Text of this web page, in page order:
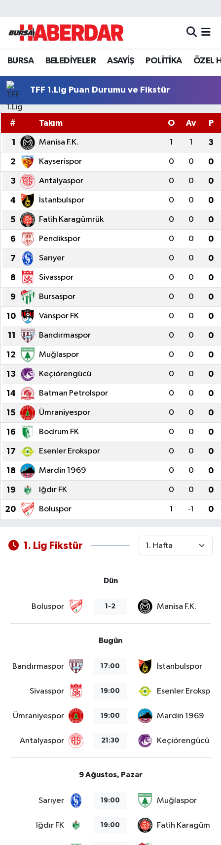
BURSA BELEDİYELER ASAYİŞ POLİTİKA ÖZEL
TFF 1.Lig Puan Durumu ve Fikstür
# Takım O Av P
1 Manisa F.K. 1 1 3
2 Kayserispor 0 0 0
3 Antalyaspor 0 0 0
4 İstanbulspor 0 0 0
5 Fatih Karagümrük 0 0 0
6 Pendikspor 0 0 0
7 Sarıyer 0 0 0
8 Sivasspor 0 0 0
9 Bursaspor 0 0 0
10 Vanspor FK 0 0 0
11 Bandırmaspor 0 0 0
12 Muğlaspor 0 0 0
13 Keçiörengücü 0 0 0
14 Batman Petrolspor 0 0 0
15 Ümraniyespor 0 0 0
16 Bodrum FK 0 0 0
17 Esenler Erokspor 0 0 0
18 Mardin 1969 0 0 0
19 Iğdır FK 0 0 0
20 Boluspor 1 -1 0
1. Lig Fikstür
Dün
Boluspor 1-2 Manisa F.K.
Bugün
Bandırmaspor 17:00 İstanbulspor
Sivasspor 19:00 Esenler Erokspor
Ümraniyespor 19:00 Mardin 1969
Antalyaspor 21:30 Keçiörengücü
9 Ağustos, Pazar
Sarıyer 19:00 Muğlaspor
Iğdır FK 19:00 Fatih Karagümrük
Hava Durumu
Trafik Durumu
Süper Lig Puan Durumu ve Fikstür
Tüm Manşetler
Son Dakika Haberleri
Haber Arşivi